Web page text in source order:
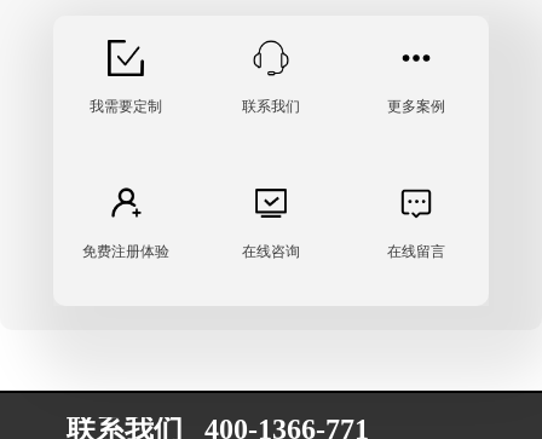
我需要定制 联系我们 更多案例
免费注册体验 在线咨询 在线留言
联系我们 400-1366-771